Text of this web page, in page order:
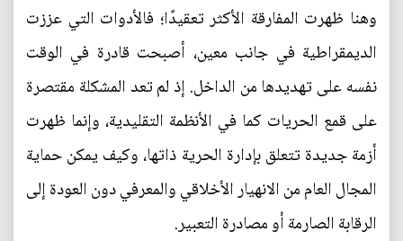
وهنا ظهرت المفارقة الأكثر تعقيدًا؛ فالأدوات التي عززت
الديمقراطية في جانب معين، أصبحت قادرة في الوقت
نفسه على تهديدها من الداخل. إذ لم تعد المشكلة مقتصرة
على قمع الحريات كما في الأنظمة التقليدية، وإنما ظهرت
أزمة جديدة تتعلق بإدارة الحرية ذاتها، وكيف يمكن حماية
المجال العام من الانهيار الأخلاقي والمعرفي دون العودة إلى
الرقابة الصارمة أو مصادرة التعبير.